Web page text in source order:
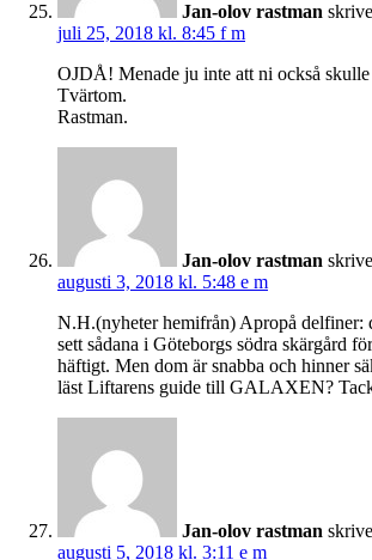
Jan-olov rastman
juli 25, 2018 kl. 8:45 f m
OJDÅ! Menade ju inte att ni också skulle
Tvärtom.
Rastman.
Jan-olov rastman
augusti 3, 2018 kl. 5:48 e m
N.H.(nyheter hemifrån) Apropå delfiner:
sett sådana i Göteborgs södra skärgård
häftigt. Men dom är snabba och hinner
läst Liftarens guide till GALAXEN?
Jan-olov rastman
augusti 5, 2018 kl. 3:11 e m